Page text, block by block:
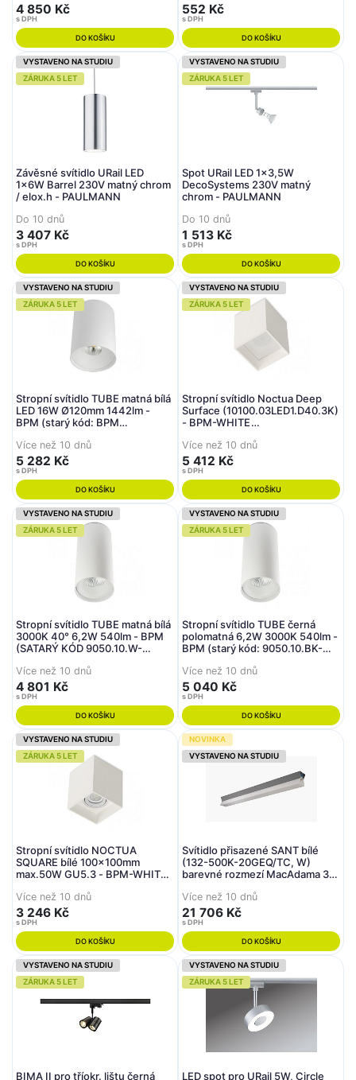
4 850 Kč
s DPH
DO KOŠÍKU
552 Kč
s DPH
DO KOŠÍKU
VYSTAVENO NA STUDIU
ZÁRUKA 5 LET
Závěsné svítidlo URail LED
1x6W Barrel 230V matný chrom
/ elox.h - PAULMANN
Do 10 dnů
3 407 Kč
s DPH
DO KOŠÍKU
VYSTAVENO NA STUDIU
ZÁRUKA 5 LET
Spot URail LED 1x3,5W
DecoSystems 230V matný
chrom - PAULMANN
Do 10 dnů
1 513 Kč
s DPH
DO KOŠÍKU
VYSTAVENO NA STUDIU
ZÁRUKA 5 LET
Stropní svítidlo TUBE matná bílá
LED 16W Ø120mm 1442lm -
BPM (starý kód: BPM
Více než 10 dnů
5 282 Kč
s DPH
DO KOŠÍKU
VYSTAVENO NA STUDIU
ZÁRUKA 5 LET
Stropní svítidlo Noctua Deep
Surface (10100.03LED1.D40.3K)
- BPM-WHITE
kód: 10100.03LED1.D40.3K)
Více než 10 dnů
5 412 Kč
s DPH
DO KOŠÍKU
VYSTAVENO NA STUDIU
ZÁRUKA 5 LET
Stropní svítidlo TUBE matná bílá
3000K 40° 6,2W 540lm - BPM
(SATARÝ KÓD 9050.10.W-
Více než 10 dnů
4 801 Kč
s DPH
DO KOŠÍKU
VYSTAVENO NA STUDIU
ZÁRUKA 5 LET
Stropní svítidlo TUBE černá
polomatná 6,2W 3000K 540lm -
BPM (starý kód: 9050.10.BK-
Více než 10 dnů
5 040 Kč
s DPH
DO KOŠÍKU
VYSTAVENO NA STUDIU
ZÁRUKA 5 LET
Stropní svítidlo NOCTUA
SQUARE bílé 100x100mm
max.50W GU5.3 - BPM-WHITE
Více než 10 dnů
3 246 Kč
s DPH
DO KOŠÍKU
NOVINKA
VYSTAVENO NA STUDIU
Svítidlo přisazené SANT bílé
(132-500K-20GEQ/TC, W)
barevné rozmezí MacAdama 3
HALLA
Více než 10 dnů
21 706 Kč
s DPH
DO KOŠÍKU
VYSTAVENO NA STUDIU
ZÁRUKA 5 LET
BIMA II pro tříokr. lištu černá
VYSTAVENO NA STUDIU
ZÁRUKA 5 LET
LED spot pro URail 5W, Circle